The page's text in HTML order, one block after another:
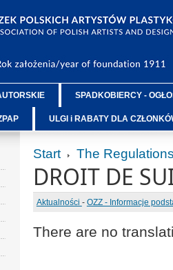
SPADKOBIERCY -
ULGI i RABATY DLA
Start The
DROIT DE
Aktualności - OZZ - Informacje
There are no